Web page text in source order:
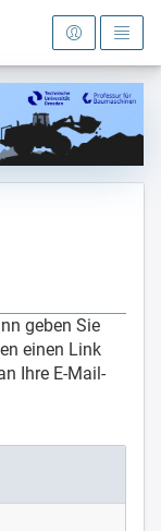
geben Sie
einen Link
Ihre E-Mail-